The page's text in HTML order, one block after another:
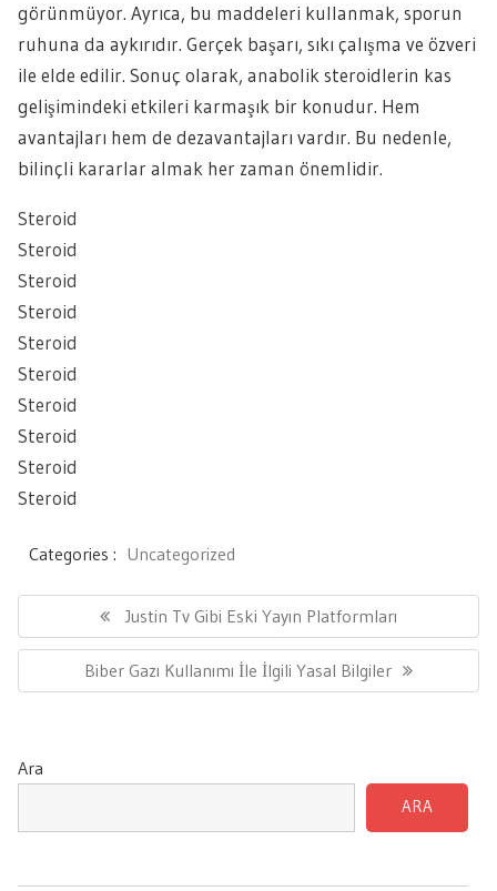
görünmüyor. Ayrıca, bu maddeleri kullanmak, sporun
ruhuna da aykırıdır. Gerçek başarı, sıkı çalışma ve özveri
ile elde edilir. Sonuç olarak, anabolik steroidlerin kas
gelişimindeki etkileri karmaşık bir konudur. Hem
avantajları hem de dezavantajları vardır. Bu nedenle,
bilinçli kararlar almak her zaman önemlidir.
Steroid
Steroid
Steroid
Steroid
Steroid
Steroid
Steroid
Steroid
Steroid
Steroid
Categories : Uncategorized
Previous
Post:
Justin Tv Gibi Eski Yayın Platformları
Next
Post:
Biber Gazı Kullanımı İle İlgili Yasal Bilgiler
Ara
ARA